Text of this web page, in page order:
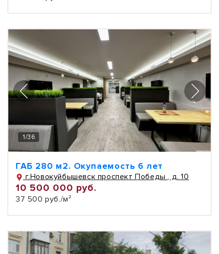
1/36
ГАБ 280 м2. Окупаемость 6 лет
г.Новокуйбышевск проспект Победы , д. 10
10 500 000 руб.
37 500 руб./м²